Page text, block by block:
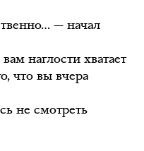
— начал
наглости хватает
что вы вчера
не смотреть